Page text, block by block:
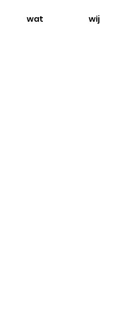
wat wij